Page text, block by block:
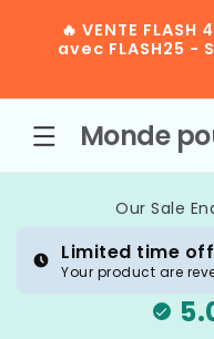
PASSER
CONTENU
🎁 Livraison
Monde
Our Sale
Limited time
Your product are